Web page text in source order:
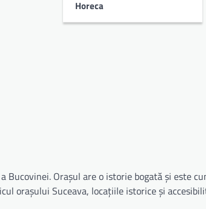
Horeca
Orașul are o istorie bogată și este
orașului Suceava, locațiile istorice și